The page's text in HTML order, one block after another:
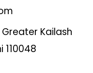
Greater Kailash
110048